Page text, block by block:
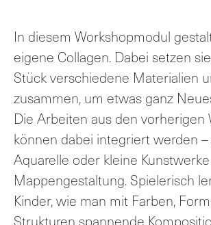
In diesem Workshopmodul
eigene Collagen. Dabei setzen
Stück verschiedene Materialien
zusammen, um etwas ganz
Die Arbeiten aus den vorherigen
können dabei integriert werden
Aquarelle oder kleine
Mappengestaltung. Spielerisch
Kinder, wie man mit Farben,
Strukturen spannende